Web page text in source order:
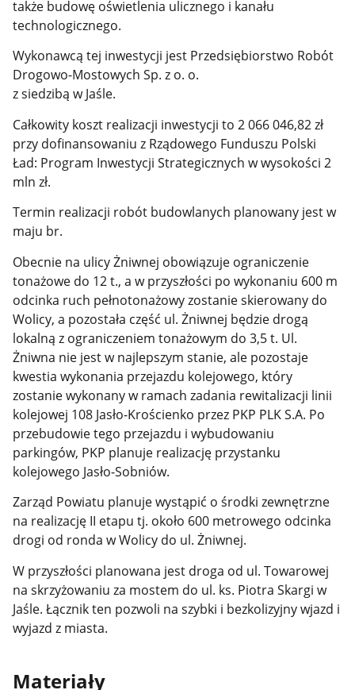
także budowę oświetlenia ulicznego i kanału
technologicznego.
Wykonawcą tej inwestycji jest Przedsiębiorstwo Robót
Drogowo-Mostowych Sp. z o. o.
z siedzibą w Jaśle.
Całkowity koszt realizacji inwestycji to 2 066 046,82 zł
przy dofinansowaniu z Rządowego Funduszu Polski
Ład: Program Inwestycji Strategicznych w wysokości 2
mln zł.
Termin realizacji robót budowlanych planowany jest w
maju br.
Obecnie na ulicy Żniwnej obowiązuje ograniczenie
tonażowe do 12 t., a w przyszłości po wykonaniu 600 m
odcinka ruch pełnotonażowy zostanie skierowany do
Wolicy, a pozostała część ul. Żniwnej będzie drogą
lokalną z ograniczeniem tonażowym do 3,5 t. Ul.
Żniwna nie jest w najlepszym stanie, ale pozostaje
kwestia wykonania przejazdu kolejowego, który
zostanie wykonany w ramach zadania rewitalizacji linii
kolejowej 108 Jasło-Krościenko przez PKP PLK S.A. Po
przebudowie tego przejazdu i wybudowaniu
parkingów, PKP planuje realizację przystanku
kolejowego Jasło-Sobniów.
Zarząd Powiatu planuje wystąpić o środki zewnętrzne
na realizację II etapu tj. około 600 metrowego odcinka
drogi od ronda w Wolicy do ul. Żniwnej.
W przyszłości planowana jest droga od ul. Towarowej
na skrzyżowaniu za mostem do ul. ks. Piotra Skargi w
Jaśle. Łącznik ten pozwoli na szybki i bezkolizyjny wjazd i
wyjazd z miasta.
Materiały